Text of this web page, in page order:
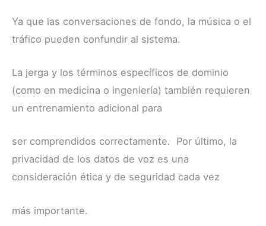
Ya que las conversaciones de fondo, la música o el
tráfico pueden confundir al sistema.
La jerga y los términos específicos de dominio
(como en medicina o ingeniería) también requieren
un entrenamiento adicional para
ser comprendidos correctamente. Por último, la
privacidad de los datos de voz es una
consideración ética y de seguridad cada vez
más importante.